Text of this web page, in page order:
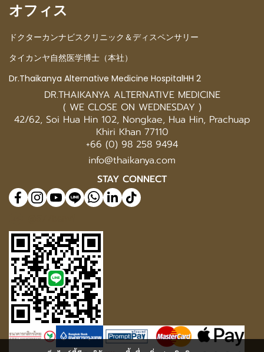
オフィス
ドクターカンナビスクリニック＆ディスペンサリー
タイカンヤ自然医学博士（本社）
Dr.Thaikanya Alternative Medicine HospitalHH 2
DR.THAIKANYA ALTERNATIVE MEDICINE
( WE CLOSE ON WEDNESDAY )
42/62, Soi Hua Hin 102, Nongkae, Hua Hin, Prachuap
Khiri Khan 77110
+66 (0) 98 258 9494
info@thaikanya.com
STAY CONNECT